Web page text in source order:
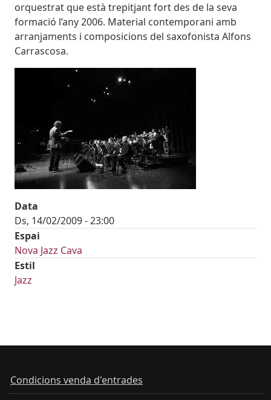
orquestrat que està trepitjant fort des de la seva
formació l’any 2006. Material contemporani amb
arranjaments i composicions del saxofonista Alfons
Carrascosa.
Data
Ds, 14/02/2009 - 23:00
Espai
Nova Jazz Cava
Estil
Jazz
Condicions venda d'entrades